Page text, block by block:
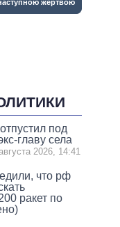
под
главу села
2026, 14:41
что рф
ракет по